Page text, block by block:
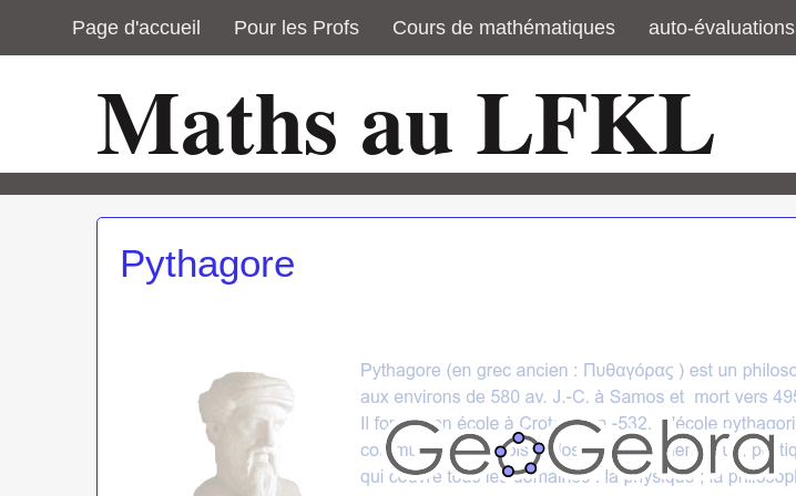
Page d'accueil Pour les Profs Cours de mathématiques auto-évaluations
Maths au LFKL
Pythagore